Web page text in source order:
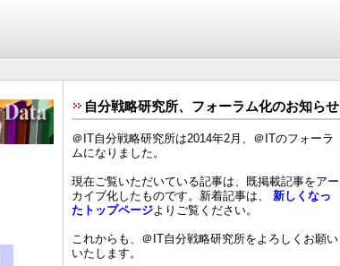
自分戦略研究所、フォーラム化のお知らせ
＠IT自分戦略研究所は2014年2月、＠ITのフォーラ
ムになりました。
現在ご覧いただいている記事は、既掲載記事をアー
カイブ化したものです。新着記事は、 新しくなっ
たトップページよりご覧ください。
これからも、＠IT自分戦略研究所をよろしくお願い
いたします。